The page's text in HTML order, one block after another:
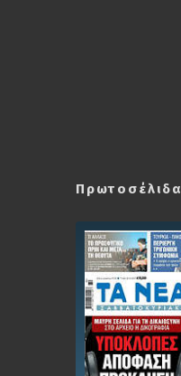
Πρωτοσέλιδα